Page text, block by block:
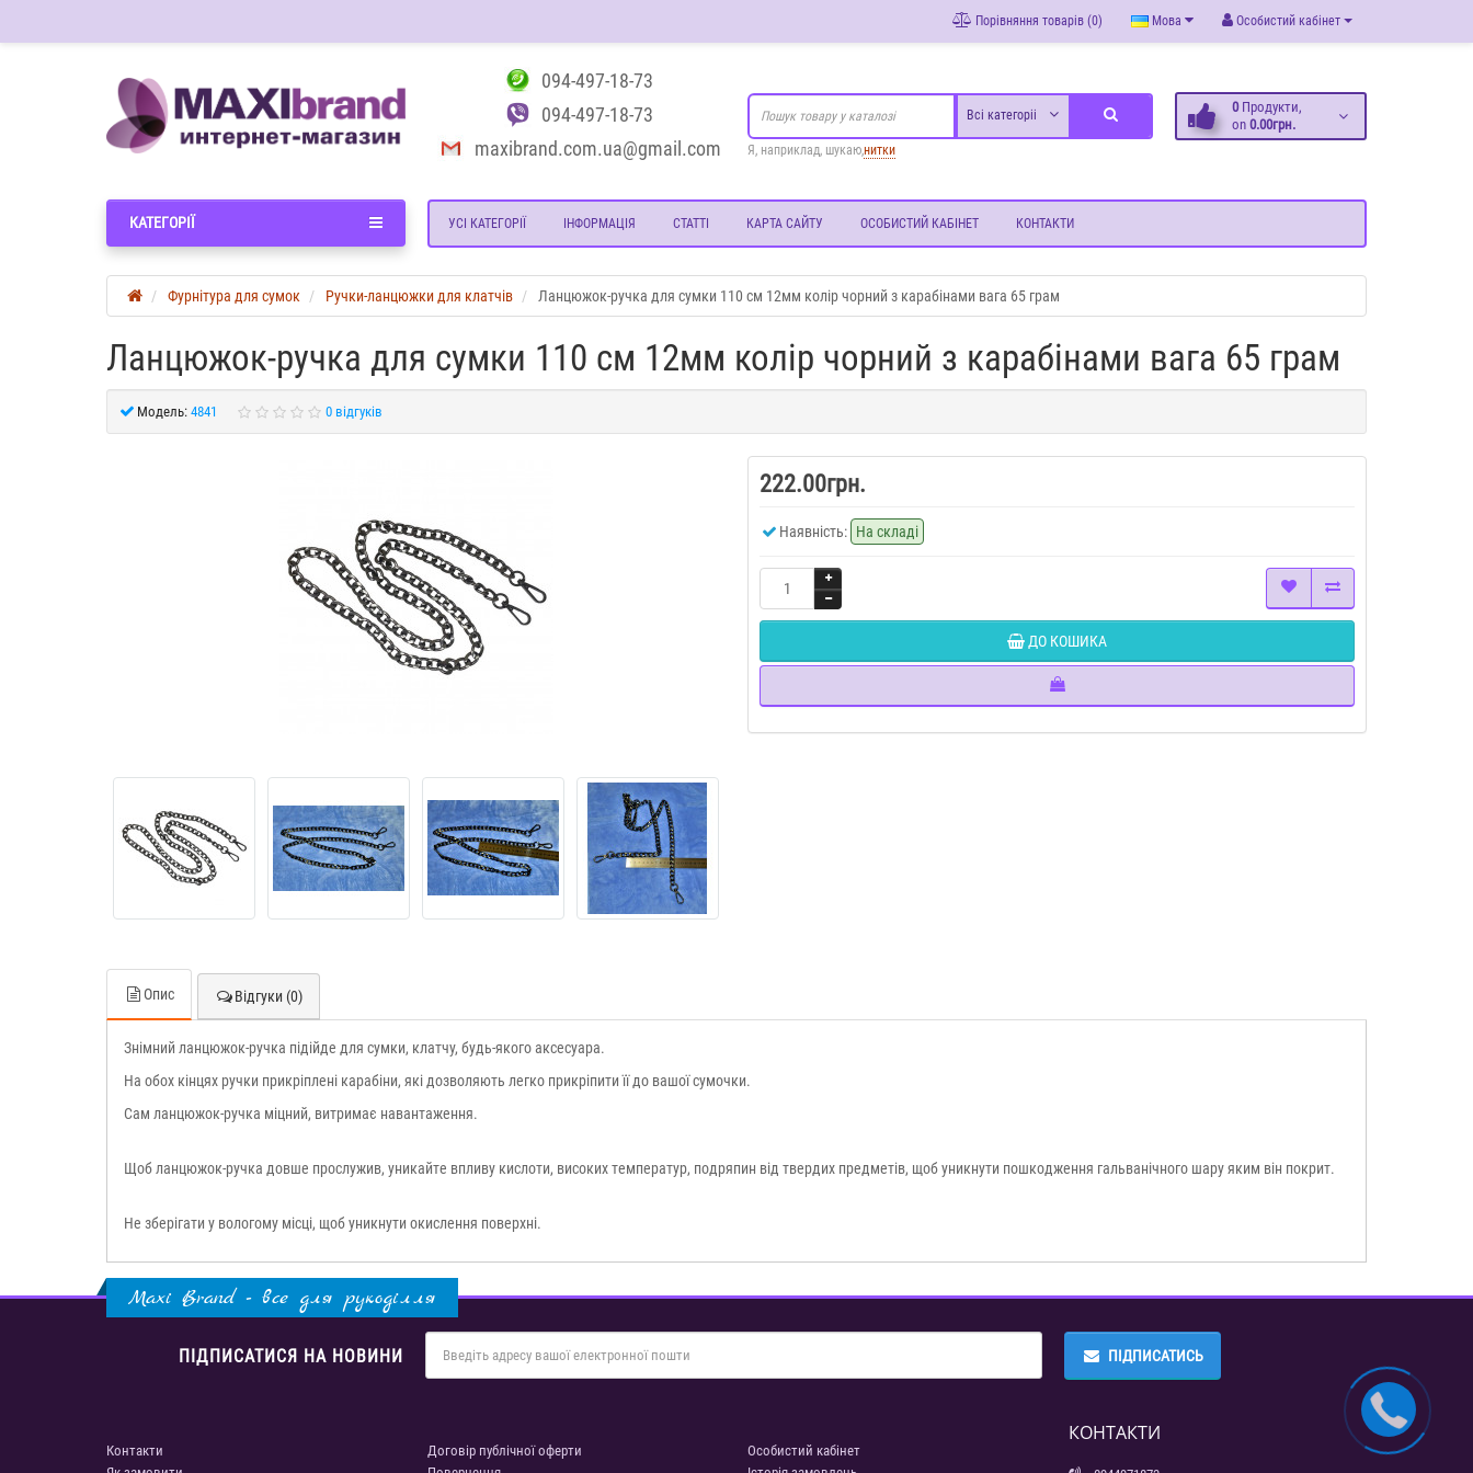
Особистий кабінет
Мова
Порівняння товарів (0)
094-497-18-73
094-497-18-73
maxibrand.com.ua@gmail.com
0 Продукти,
on 0.00грн.
Всі категоріі
Я, наприклад, шукаю,нитки
УСІ КАТЕГОРІЇ ІНФОРМАЦІЯ СТАТТІ КАРТА САЙТУ ОСОБИСТИЙ КАБІНЕТ КОНТАКТИ
КАТЕГОРІЇ
Фурнітура для сумок Ручки-ланцюжки для клатчів Ланцюжок-ручка для сумки 110 см 12мм колір чорний з карабінами вага 65 грам
Ланцюжок-ручка для сумки 110 см 12мм колір чорний з карабінами вага 65 грам
Модель: 4841 0 відгуків
222.00грн.
Наявність: На складі
ДО КОШИКА
Опис Відгуки (0)
Знімний ланцюжок-ручка підійде для сумки, клатчу, будь-якого аксесуара.
На обох кінцях ручки прикріплені карабіни, які дозволяють легко прикріпити її до вашої сумочки.
Сам ланцюжок-ручка міцний, витримає навантаження.
Щоб ланцюжок-ручка довше прослужив, уникайте впливу кислоти, високих температур, подряпин від твердих предметів, щоб уникнути пошкодження гальванічного шару яким він покрит.
Не зберігати у вологому місці, щоб уникнути окислення поверхні.
Maxi Brand - все для рукоділля
ПІДПИСАТИСЯ НА НОВИНИ ПІДПИСАТИСЬ
Контакти
Договір публічної оферти
Особистий кабінет
КОНТАКТИ